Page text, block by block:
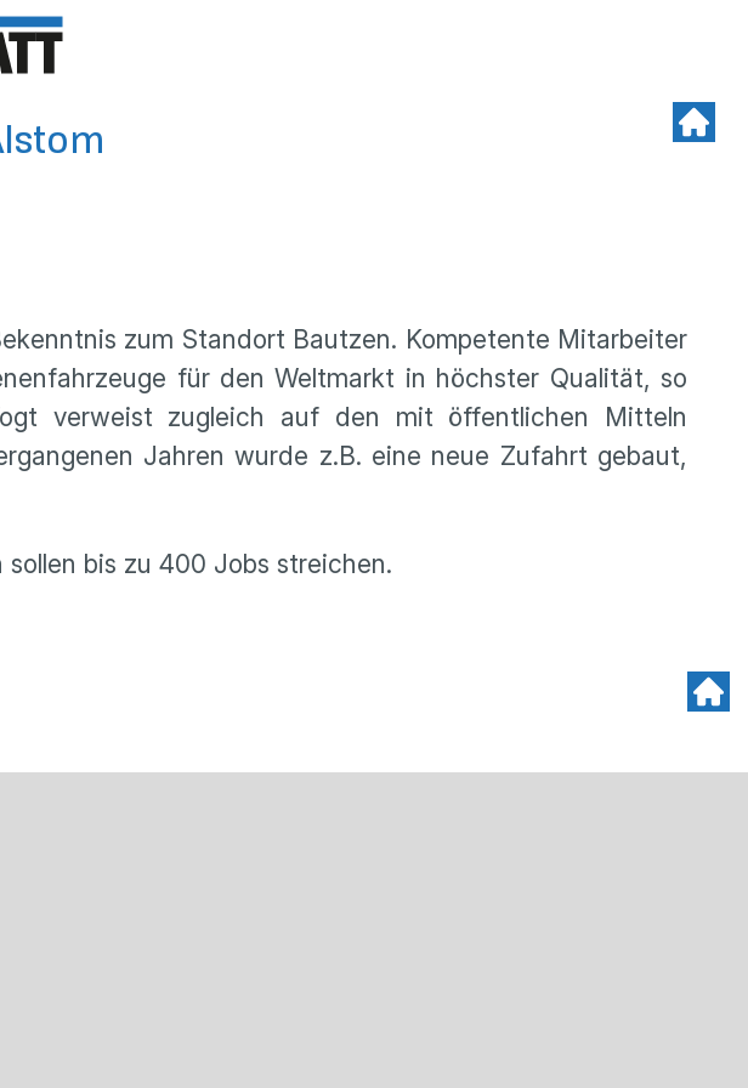
zum Standort Bautzen. Kompetente Mitarbeiter
für den Weltmarkt in höchster Qualität, so
verweist zugleich auf den mit öffentlichen Mitteln
Jahren wurde z.B. eine neue Zufahrt gebaut,
bis zu 400 Jobs streichen.